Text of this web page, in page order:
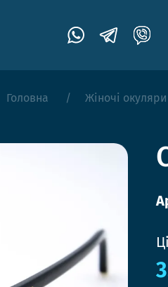
Головна Жіночі окуляри